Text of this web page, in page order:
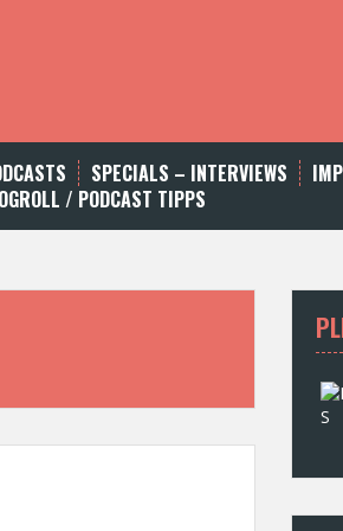
SPECIALS – INTERVIEWS
/ PODCAST TIPPS